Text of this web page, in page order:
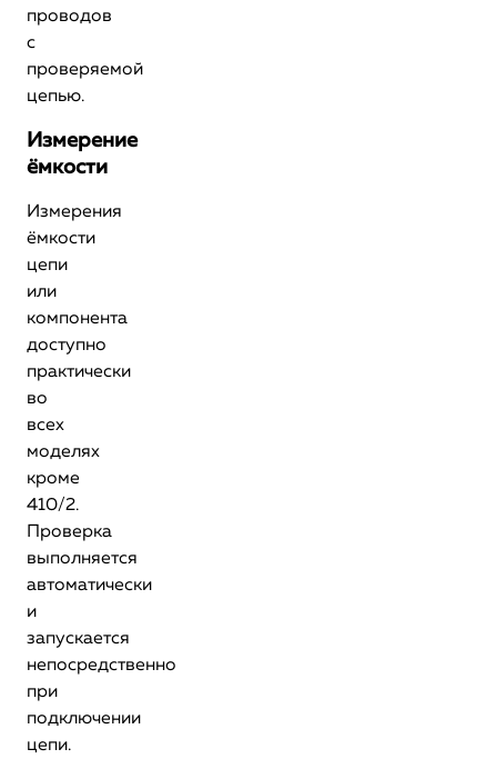
проводов
с
проверяемой
цепью.
Измерение
ёмкости
Измерения
ёмкости
цепи
или
компонента
доступно
практически
во
всех
моделях
кроме
410/2.
Проверка
выполняется
автоматически
и
запускается
непосредственно
при
подключении
цепи.